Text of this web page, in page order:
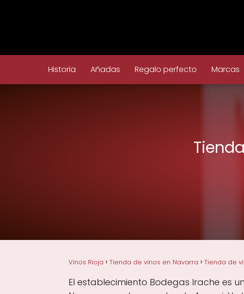
Historia Añadas Regalo perfecto Marcas
Vinos Rioja Tienda de vinos en Navarra Tienda de
El establecimiento Bodegas Irache es